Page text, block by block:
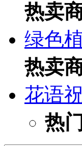
热卖
绿色
热卖
花语
热